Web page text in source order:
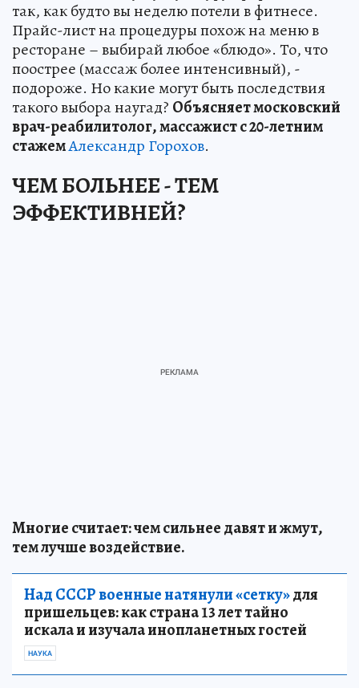
так, как будто вы неделю потели в фитнесе.
Прайс-лист на процедуры похож на меню в
ресторане – выбирай любое «блюдо». То, что
поострее (массаж более интенсивный), -
подороже. Но какие могут быть последствия
такого выбора наугад? Объясняет московский
врач-реабилитолог, массажист с 20-летним
стажемАлександр Горохов.
ЧЕМ БОЛЬНЕЕ - ТЕМ
ЭФФЕКТИВНЕЙ?
Многие считает: чем сильнее давят и жмут,
тем лучше воздействие.
Над СССР военные натянули «сетку»для
пришельцев: как страна 13 лет тайно
искала и изучала инопланетных гостей
НАУКА